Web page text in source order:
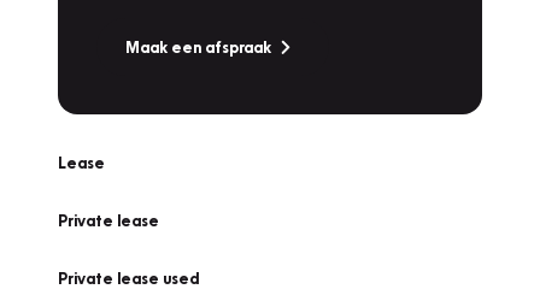
Maak een afspraak
Lease
Private lease
Private lease used